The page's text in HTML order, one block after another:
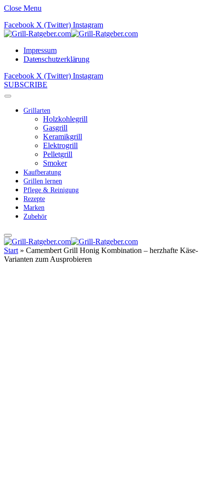
Close Menu
Facebook X (Twitter) Instagram
Impressum
Datenschutzerklärung
Facebook X (Twitter) Instagram
SUBSCRIBE
Grillarten
Holzkohlegrill
Gasgrill
Keramikgrill
Elektrogrill
Pelletgrill
Smoker
Kaufberatung
Grillen lernen
Pflege & Reinigung
Rezepte
Marken
Zubehör
Start » Camembert Grill Honig Kombination – herzhafte Käse-
Varianten zum Ausprobieren